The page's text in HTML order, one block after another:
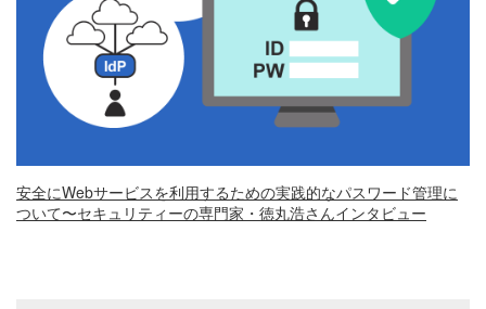
安全にWebサービスを利用するための実践的なパスワード管理に
ついて〜セキュリティーの専門家・徳丸浩さんインタビュー